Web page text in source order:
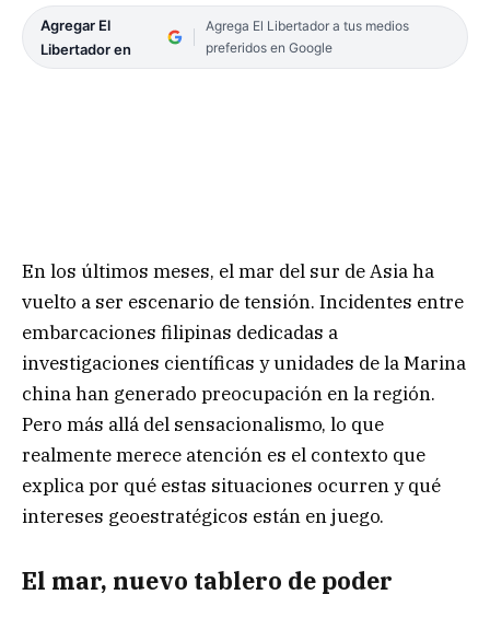
Agregar El
Libertador en
Agrega El Libertador a tus medios
preferidos en Google
En los últimos meses, el mar del sur de Asia ha
vuelto a ser escenario de tensión. Incidentes entre
embarcaciones filipinas dedicadas a
investigaciones científicas y unidades de la Marina
china han generado preocupación en la región.
Pero más allá del sensacionalismo, lo que
realmente merece atención es el contexto que
explica por qué estas situaciones ocurren y qué
intereses geoestratégicos están en juego.
El mar, nuevo tablero de poder